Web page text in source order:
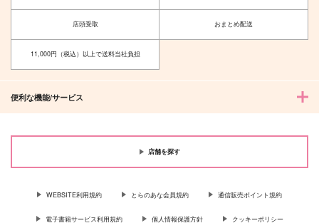
店頭受取 おまとめ配送
11,000円（税込）以上で送料当社負担
便利な機能/サービス
店舗を探す
WEBSITE利用規約 とらのあな会員規約 通信販売ポイント規約
電子書籍サービス利用規約 個人情報保護方針 クッキーポリシー